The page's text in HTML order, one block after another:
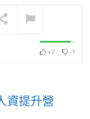
・11月・澈見全球訊
+7 -1
資提升營